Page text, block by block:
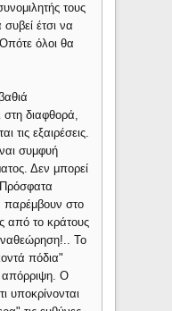
τους
έτσι να
όλοι θα
στη διαφθορά,
τις εξαιρέσεις.
συμφυή
Δεν μπορεί
Πρόσφατα
παρέμβουν στο
από το κράτους
Το
πόδια"
απόρριψη. Ο
υποκρίνονται